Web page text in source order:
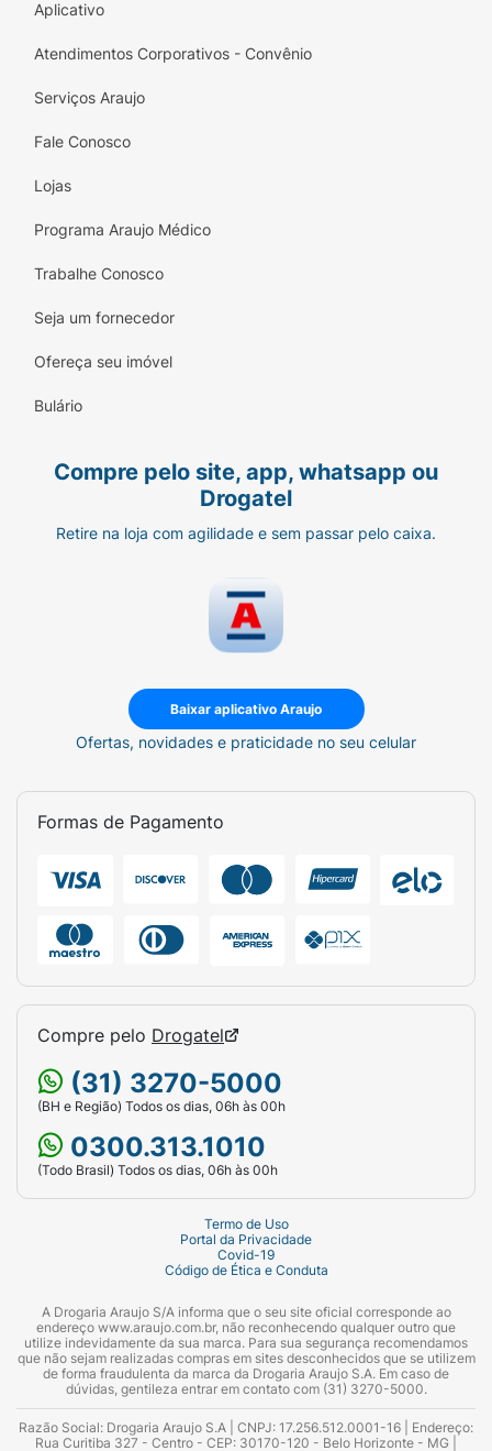
Aplicativo
Atendimentos Corporativos - Convênio
Serviços Araujo
Fale Conosco
Lojas
Programa Araujo Médico
Trabalhe Conosco
Seja um fornecedor
Ofereça seu imóvel
Bulário
Compre pelo site, app, whatsapp ou
Drogatel
Retire na loja com agilidade e sem passar pelo caixa.
Baixar aplicativo Araujo
Ofertas, novidades e praticidade no seu celular
Formas de Pagamento
Compre pelo Drogatel
(31) 3270-5000
(BH e Região) Todos os dias, 06h às 00h
0300.313.1010
(Todo Brasil) Todos os dias, 06h às 00h
Termo de Uso
Portal da Privacidade
Covid-19
Código de Ética e Conduta
A Drogaria Araujo S/A informa que o seu site oficial corresponde ao
endereço www.araujo.com.br, não reconhecendo qualquer outro que
utilize indevidamente da sua marca. Para sua segurança recomendamos
que não sejam realizadas compras em sites desconhecidos que se utilizem
de forma fraudulenta da marca da Drogaria Araujo S.A. Em caso de
dúvidas, gentileza entrar em contato com (31) 3270-5000.
Razão Social: Drogaria Araujo S.A | CNPJ: 17.256.512.0001-16 | Endereço:
Rua Curitiba 327 - Centro - CEP: 30170-120 - Belo Horizonte - MG |